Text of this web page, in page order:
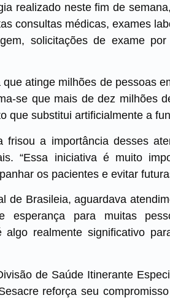
realizado neste fim de
consultas médicas, exames
solicitações de exame
atinge milhões de pessoas
se que mais de dez milhões
que substitui artificialmente a
frisou a importância desses
“Essa iniciativa é muito
os pacientes e evitar
de Brasileia, aguardava
esperança para muitas
realmente significativo
de Saúde Itinerante
reforça seu